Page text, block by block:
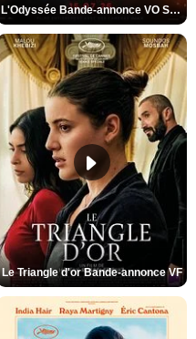
L'Odyssée Bande-annonce VO STFR
Le Triangle d'or Bande-annonce VF